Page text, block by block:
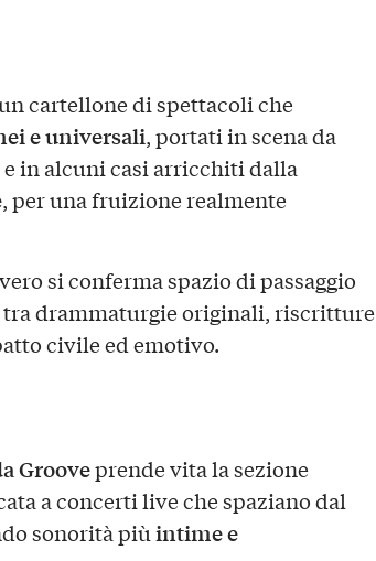
cartellone di spettacoli che
e universali, portati in scena da
in alcuni casi arricchiti dalla
, per una fruizione realmente
si conferma spazio di passaggio
tra drammaturgie originali, riscritture
civile ed emotivo.
Grooveprende vita la sezione
a concerti live che spaziano dal
sonorità più intime e